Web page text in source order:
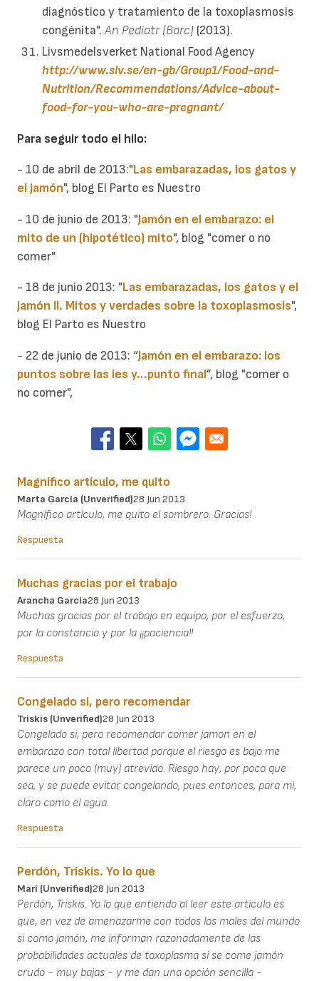
diagnóstico y tratamiento de la toxoplasmosis
congénita".An Pediatr (Barc) (2013).
Livsmedelsverket National Food Agency
http://www.slv.se/en-gb/Group1/Food-and-
Nutrition/Recommendations/Advice-about-
food-for-you-who-are-pregnant/
Para seguir todo el hilo:
- 10 de abril de 2013:"Las embarazadas, los gatos y
el jamón", blog El Parto es Nuestro
- 10 de junio de 2013: "Jamón en el embarazo: el
mito de un (hipotético) mito", blog "comer o no
comer"
- 18 de junio 2013: "Las embarazadas, los gatos y el
jamón II. Mitos y verdades sobre la toxoplasmosis",
blog El Parto es Nuestro
- 22 de junio de 2013: “Jamón en el embarazo: los
puntos sobre las ies y…punto final”, blog "comer o
no comer",
Magnífico artículo, me quito
Marta García (unverified)28 Jun 2013
Magnífico artículo, me quito el sombrero. Gracias!
Respuesta
Muchas gracias por el trabajo
Arancha García28 Jun 2013
Muchas gracias por el trabajo en equipo, por el esfuerzo,
por la constancia y por la ¡¡paciencia!!
Respuesta
Congelado si, pero recomendar
Triskis (unverified)28 Jun 2013
Congelado si, pero recomendar comer jamon en el
embarazo con total libertad porque el riesgo es bajo me
parece un poco (muy) atrevido. Riesgo hay, por poco que
sea, y se puede evitar congelando, pues entonces, para mi,
claro como el agua.
Respuesta
Perdón, Triskis. Yo lo que
Mari (unverified)28 Jun 2013
Perdón, Triskis. Yo lo que entiendo al leer este artículo es
que, en vez de amenazarme con todos los males del mundo
si como jamón, me informan razonadamente de las
probabilidades actuales de toxoplasma si se come jamón
crudo - muy bajas - y me dan una opción sencilla -